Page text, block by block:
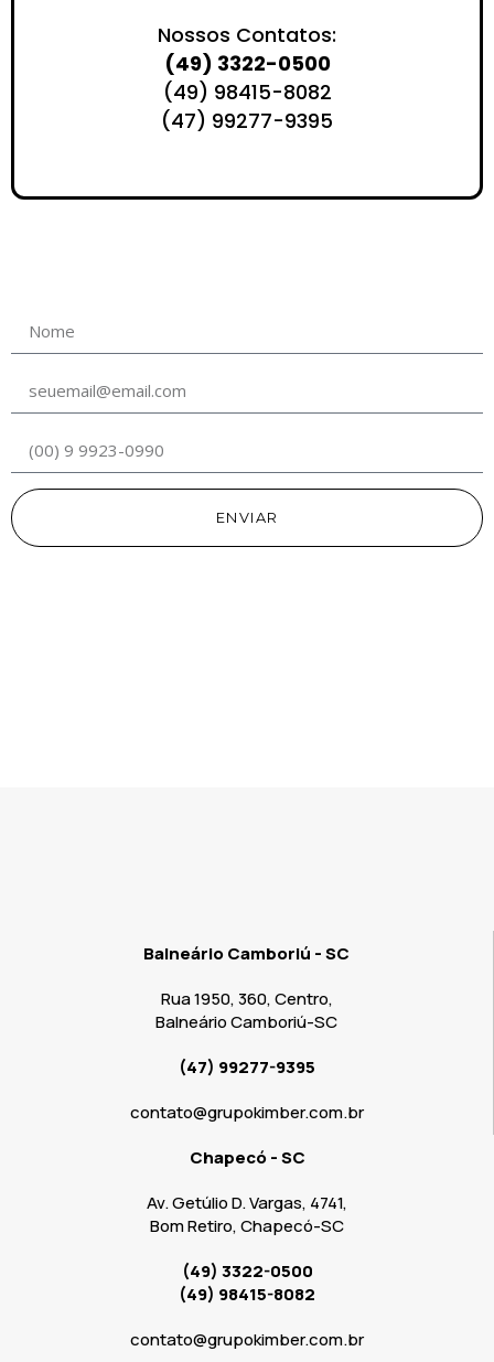
Nossos Contatos:
(49) 3322-0500
(49) 98415-8082
(47) 99277-9395
ENVIAR
Balneário Camboriú - SC
Rua 1950, 360, Centro,
Balneário Camboriú-SC
(47) 99277-9395
contato@grupokimber.com.br
Chapecó - SC
Av. Getúlio D. Vargas, 4741,
Bom Retiro, Chapecó-SC
(49) 3322-0500
(49) 98415-8082
contato@grupokimber.com.br